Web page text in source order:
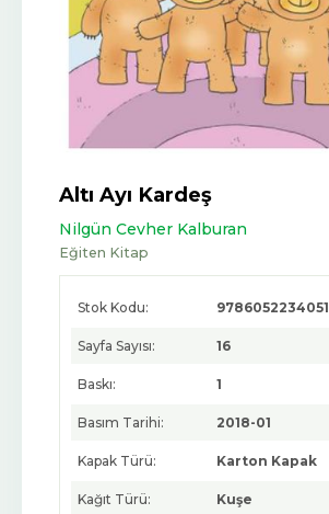
Altı Ayı Kardeş
Nilgün Cevher Kalburan
Eğiten Kitap
Stok Kodu: 9786052234051
Sayfa Sayısı: 16
Baskı: 1
Basım Tarihi: 2018-01
Kapak Türü: Karton Kapak
Kağıt Türü: Kuşe